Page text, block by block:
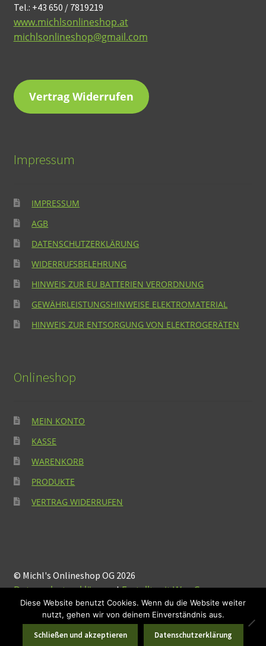
Tel.: +43 650 / 7819219
www.michlsonlineshop.at
michlsonlineshop@gmail.com
Vertrag Widerrufen
Impressum
IMPRESSUM
AGB
DATENSCHUTZERKLÄRUNG
WIDERRUFSBELEHRUNG
HINWEIS ZUR EU BATTERIEN VERORDNUNG
GEWÄHRLEISTUNGSHINWEISE ELEKTROMATERIAL
HINWEIS ZUR ENTSORGUNG VON ELEKTROGERÄTEN
Onlineshop
MEIN KONTO
KASSE
WARENKORB
PRODUKTE
VERTRAG WIDERRUFEN
© Michl's Onlineshop OG 2026
Datenschutzerklärung Erstellt mit WooCommerce.
Suchen
Suchen
0
Diese Website benutzt Cookies. Wenn du die Website weiter
nutzt, gehen wir von deinem Einverständnis aus.
Schließen und akzeptieren Datenschutzerklärung